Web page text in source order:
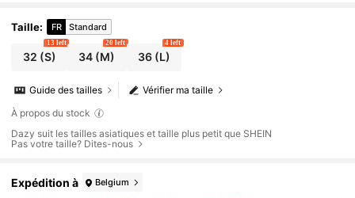
Taille: FR Standard
32 (S)
13 left
34 (M)
20 left
36(L)
4 left
Vérifier ma taille
Guide des tailles
À propos du stock
Dazy suit les tailles asiatiques et taille plus petit que SHEIN
Pas votre taille? Dites-nous
Expédition à Belgium